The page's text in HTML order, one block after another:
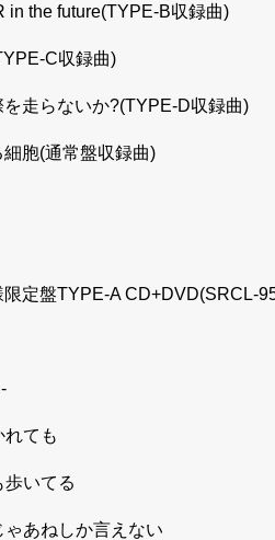
in the future(TYPE-B収録曲)
C収録曲)
を走らないか?(TYPE-D収録曲)
細胞(通常盤収録曲)
定盤TYPE-A CD+DVD(SRCL-
れても
歩いてる
ゃあねしか言えない